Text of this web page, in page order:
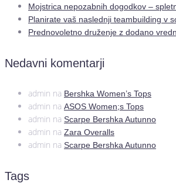
Mojstrica nepozabnih dogodkov –
Planirate vaš naslednji teambuilding v
Prednovoletno druženje z dodano
Nedavni komentarji
admin na Bershka Women’s Tops
admin na ASOS Women;s Tops
admin na Scarpe Bershka Autunno
admin na Zara Overalls
admin na Scarpe Bershka Autunno
Tags